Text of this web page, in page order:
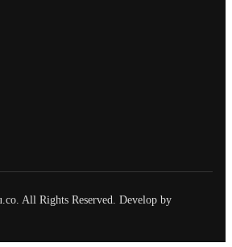
All Rights Reserved. Develop by